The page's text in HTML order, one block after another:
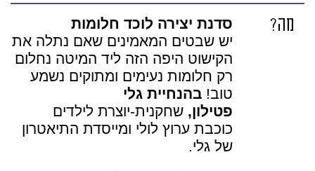
מה?
סדנת יצירה לוכד חלומות
יש שבטים המאמינים שאם נתלה את
הקישוט היפה הזה ליד המיטה נחלום
רק חלומות נעימים ומתוקים נשמע
טוב!בהנחיית גלי
פטילון, שחקנית-יוצרת לילדים
כוכבת ערוץ לולי ומייסדת התיאטרון
של גלי.